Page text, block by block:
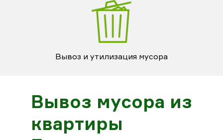
Вывоз и утилизация мусора
Вывоз мусора из
квартиры